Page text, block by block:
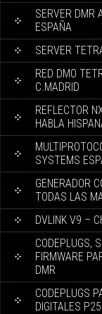
SERVER DMR
ESPAÑA
SERVER
RED DMO
C.MADRID
REFLECTOR
HABLA
SYSTEMS
GENERADOR
TODAS LAS
DVLINK V9 –
CODEPLUGS,
FIRMWARE
DMR
CODEPLUGS
DIGITALES